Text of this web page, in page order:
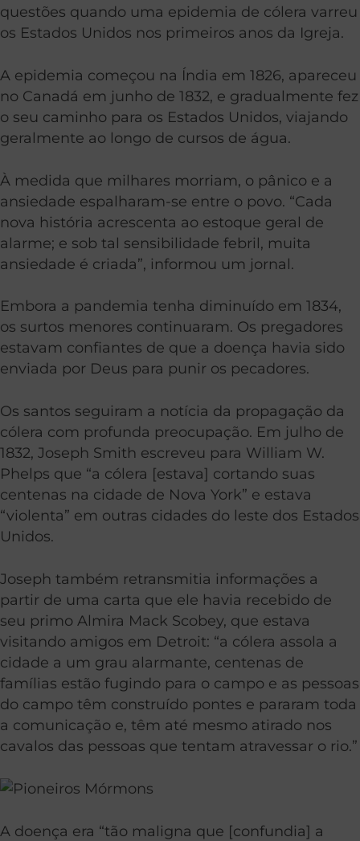
questões quando uma epidemia de cólera varreu
os Estados Unidos nos primeiros anos da Igreja.
A epidemia começou na Índia em 1826, apareceu
no Canadá em junho de 1832, e gradualmente fez
o seu caminho para os Estados Unidos, viajando
geralmente ao longo de cursos de água.
À medida que milhares morriam, o pânico e a
ansiedade espalharam-se entre o povo. “Cada
nova história acrescenta ao estoque geral de
alarme; e sob tal sensibilidade febril, muita
ansiedade é criada”, informou um jornal.
Embora a pandemia tenha diminuído em 1834,
os surtos menores continuaram. Os pregadores
estavam confiantes de que a doença havia sido
enviada por Deus para punir os pecadores.
Os santos seguiram a notícia da propagação da
cólera com profunda preocupação. Em julho de
1832, Joseph Smith escreveu para William W.
Phelps que “a cólera [estava] cortando suas
centenas na cidade de Nova York” e estava
“violenta” em outras cidades do leste dos Estados
Unidos.
Joseph também retransmitia informações a
partir de uma carta que ele havia recebido de
seu primo Almira Mack Scobey, que estava
visitando amigos em Detroit: “a cólera assola a
cidade a um grau alarmante, centenas de
famílias estão fugindo para o campo e as pessoas
do campo têm construído pontes e pararam toda
a comunicação e, têm até mesmo atirado nos
cavalos das pessoas que tentam atravessar o rio.”
A doença era “tão maligna que [confundia] a